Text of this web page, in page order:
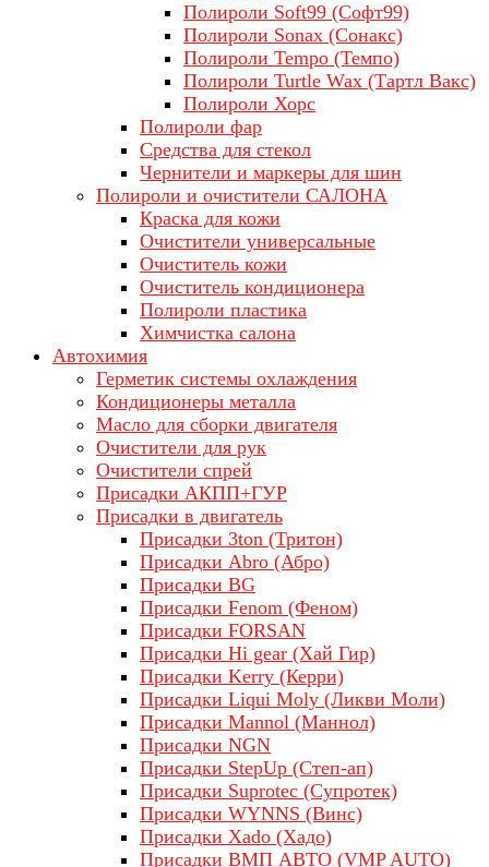
Полироли Soft99 (Софт99)
Полироли Sonax (Сонакс)
Полироли Tempo (Темпо)
Полироли Turtle Wax (Тартл Вакс)
Полироли Хорс
Полироли фар
Средства для стекол
Чернители и маркеры для шин
Полироли и очистители САЛОНА
Краска для кожи
Очистители универсальные
Очиститель кожи
Очиститель кондиционера
Полироли пластика
Химчистка салона
Автохимия
Герметик системы охлаждения
Кондиционеры металла
Масло для сборки двигателя
Очистители для рук
Очистители спрей
Присадки АКПП+ГУР
Присадки в двигатель
Присадки 3ton (Тритон)
Присадки Abro (Абро)
Присадки BG
Присадки Fenom (Феном)
Присадки FORSAN
Присадки Hi gear (Хай Гир)
Присадки Kerry (Керри)
Присадки Liqui Moly (Ликви Моли)
Присадки Mannol (Маннол)
Присадки NGN
Присадки StepUp (Степ-ап)
Присадки Suprotec (Супротек)
Присадки WYNNS (Винс)
Присадки Xado (Хадо)
Присадки ВМП АВТО (VMP AUTO)